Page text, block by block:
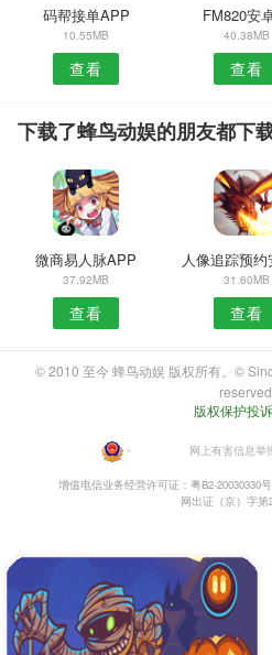
码帮接单APP
10.55MB
查看
FM820安
40.38MB
查看
下载了蜂鸟动娱的朋友都下
微商易人脉APP
37.92MB
查看
人像追踪预
31.60MB
查看
© 2010 至今 蜂鸟动娱 版权所有。©
reserved.
版权保护投
・ 网上有害信息举
增值电信业务经营许可证：粤B2-20030330
网出证（京）字第